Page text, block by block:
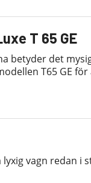
T 65 GE
betyder det
T65 GE
lyxig vagn redan i